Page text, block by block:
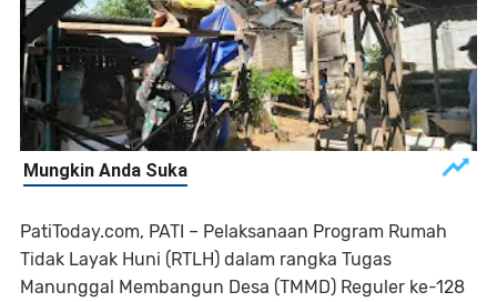
PatiToday.com, PATI – Pelaksanaan Program Rumah
Tidak Layak Huni (RTLH) dalam rangka Tugas
Manunggal Membangun Desa (TMMD) Reguler ke-128